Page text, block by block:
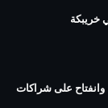
وانفتاح على شراكات